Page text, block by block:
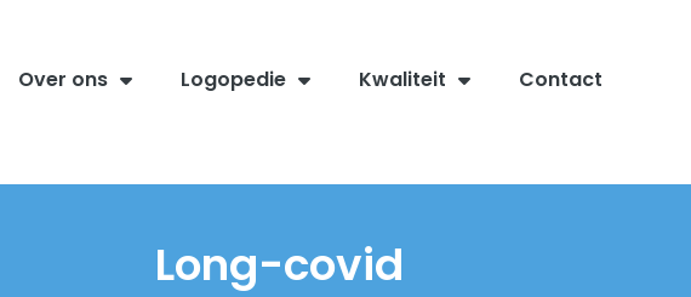
Over ons Logopedie Kwaliteit Contact
Long-covid